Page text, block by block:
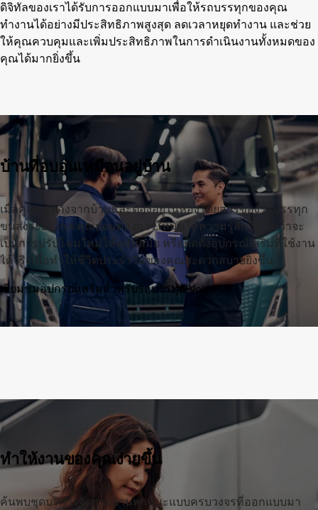
ดิจิทัลของเราได้รับการออกแบบมาเพื่อให้รถบรรทุกของคุณ
ทำงานได้อย่างมีประสิทธิภาพสูงสุด ลดเวลาหยุดทำงาน และช่วย
ให้คุณควบคุมและเพิ่มประสิทธิภาพในการดำเนินงานทั้งหมดของ
คุณได้มากยิ่งขึ้น
บ้านที่อบอุ่นเหมือนอยู่บ้าน
เมื่อคุณอยู่ห่างจากบ้านและต้องอยู่ในห้องโดยสารของรถบรรทุก
ขนส่งระยะไกล คุณย่อมต้องการให้มันให้ความรู้สึกที่ดี ไม่ว่าจะ
เป็นการปรับโฉมใหม่ให้ดูทันสมัย หรือติดตั้งอุปกรณ์เสริมที่ใช้งาน
ได้จริงเพื่อทำให้ชีวิตประจำวันของคุณสะดวกสบายยิ่งขึ้น
เยี่ยมชมอุปกรณ์เสริมสำหรับรถบรรทุก Volvo
ทำให้งานของคุณง่ายขึ้น
ค้นพบชุดบริการจัดการยานพาหนะแบบครบวงจรที่ออกแบบมา